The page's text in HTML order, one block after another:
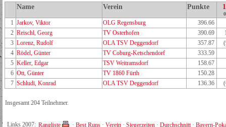
Name Verein Punkte
1 Jarkov, Viktor OLG Regensburg
396.66
2 Reischl, Georg TV Osterhofen 390.69
3 Lorenz, Rudolf OLA TSV Deggendorf 357.87
4 Rödel, Günter TV Coburg-Ketschendorf
333.59
5 Keller, Edgar TSV Weitramsdorf
158.67
6 Ott, Günter TV 1860 Fürth
150.28
7 Schludi, Konrad OLA TSV Deggendorf 136.36
Insgesamt 204 Teilnehmer.
Links 2007: Rangliste · Best Runs · Verein · Siegerzeiten · Durchschnitt· Bayern-